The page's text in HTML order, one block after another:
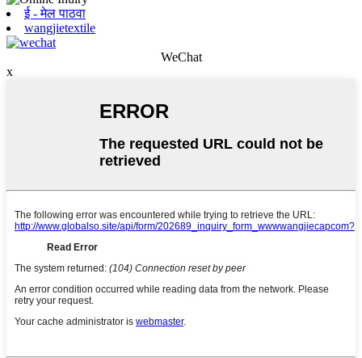
ई - मेल पाठवा
wangjietextile
WeChat
x